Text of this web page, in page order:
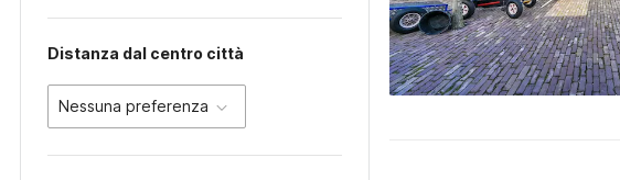
Distanza dal centro città
Nessuna preferenza